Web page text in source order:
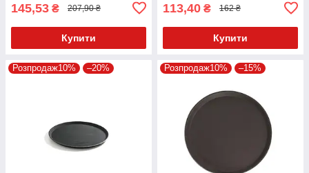
145,53 ₴ 207,90 ₴
Купити
113,40 ₴ 162 ₴
Купити
Розпродаж10% –20% Розпродаж10% –15%